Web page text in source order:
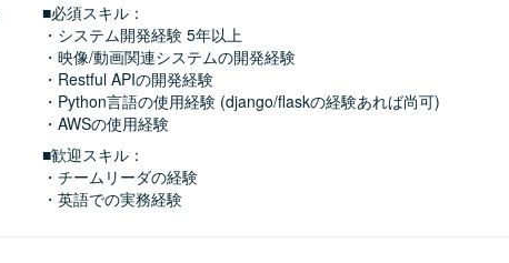
■必須スキル：
・システム開発経験 5年以上
・映像/動画関連システムの開発経験
・Restful APIの開発経験
・Python言語の使用経験 (django/flaskの経験あれば尚可)
・AWSの使用経験
■歓迎スキル：
・チームリーダの経験
・英語での実務経験